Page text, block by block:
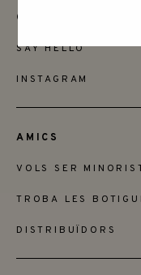
CONTACTAR
SAY HELLO
INSTAGRAM
AMICS
VOLS SER
TROBA LES
DISTRIBUÏDORS